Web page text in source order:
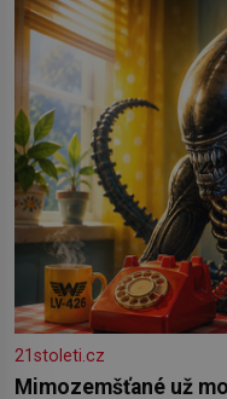
21stoleti.cz
Mimozemšťané už